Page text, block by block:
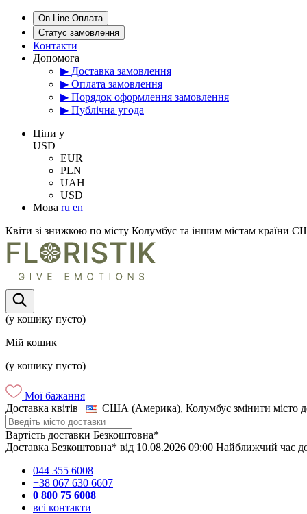
On-Line Оплата
Статус замовлення
Контакти
Допомога
▶ Доставка замовлення
▶ Оплата замовлення
▶ Порядок оформлення замовлення
▶ Публічна угода
Цiни у
USD
EUR
PLN
UAH
USD
Мова ru en
Квіти зі знижкою по місту Колумбус та іншим містам країни
(у кошику пусто)
Мій кошик
(у кошику пусто)
Мої бажання
Доставка квітів
США (Америка), Колумбус змінити місто
Вартість доставки Безкоштовна*
Доставка Безкоштовна* від 10.08.2026 09:00 Найближчий час
044 355 6008
+38 067 630 6607
0 800 75 6008
всі контакти